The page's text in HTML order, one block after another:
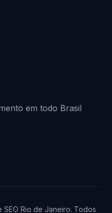
em todo Brasil
Rio de Janeiro. Todos